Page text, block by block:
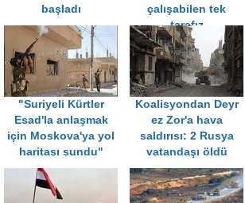
başladı
çalışabilen tek
tarafız
"Suriyeli Kürtler
Esad'la anlaşmak
için Moskova'ya yol
haritası sundu"
Koalisyondan Deyr
ez Zor'a hava
saldırısı: 2 Rusya
vatandaşı öldü